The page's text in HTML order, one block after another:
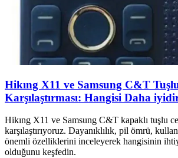
Hikıng X11 ve Samsung C&T
Karşılaştırması: Hangisi Daha
Hikıng X11 ve Samsung C&T kapaklı tuşlu
karşılaştırıyoruz. Dayanıklılık, pil ömrü,
önemli özelliklerini inceleyerek hangisinin
olduğunu keşfedin.